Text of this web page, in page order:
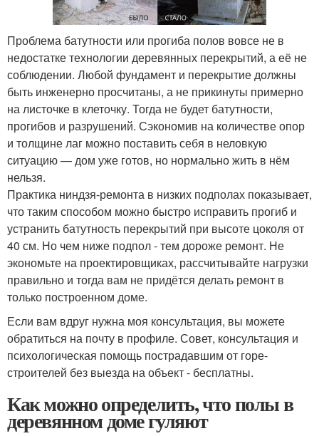
Проблема батутности или прогиба полов вовсе не в
недостатке технологии деревянных перекрытий, а её не
соблюдении. Любой фундамент и перекрытие должны
быть инженерно просчитаны, а не прикинуты примерно
на листочке в клеточку. Тогда не будет батутности,
прогибов и разрушений. Сэкономив на количестве опор
и толщине лаг можно поставить себя в неловкую
ситуацию — дом уже готов, но нормально жить в нём
нельзя.
Практика ниндзя-ремонта в низких подполах показывает,
что таким способом можно быстро исправить прогиб и
устранить батутность перекрытий при высоте цоколя от
40 см. Но чем ниже подпол - тем дороже ремонт. Не
экономьте на проектировщиках, рассчитывайте нагрузки
правильно и тогда вам не придётся делать ремонт в
только построенном доме.
Если вам вдруг нужна моя консультация, вы можете
обратиться на почту в профиле. Совет, консультация и
психологическая помощь пострадавшим от горе-
строителей без выезда на объект - бесплатны.
Как можно определить, что полы в
деревянном доме гуляют